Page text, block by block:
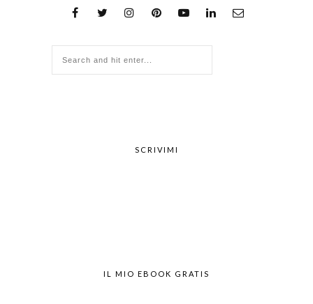
SCRIVIMI
IL MIO EBOOK GRATIS